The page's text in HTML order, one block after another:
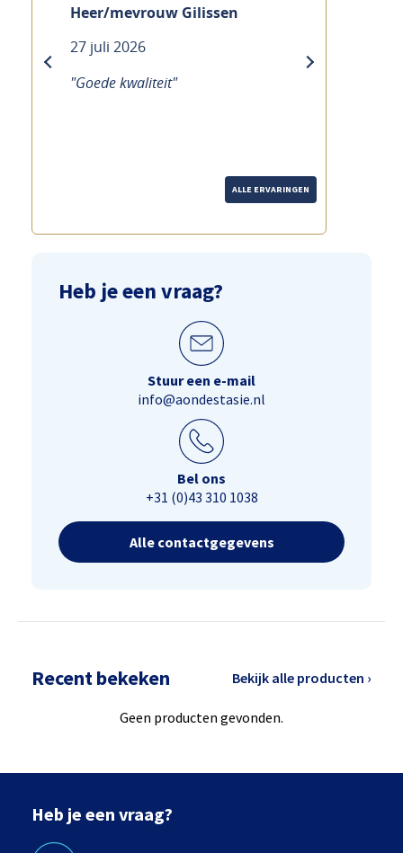
Heer/mevrouw Gilissen
27 juli 2026
"Goede kwaliteit"
next
ALLE ERVARINGEN
Heb je een vraag?
Stuur een e-mail
info@aondestasie.nl
Bel ons
+31 (0)43 310 1038
Alle contactgegevens
Recent bekeken Bekijk alle producten ›
Geen producten gevonden.
Heb je een vraag?